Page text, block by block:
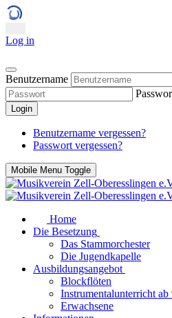
Log in
Benutzername
Login
Benutzername vergessen?
Passwort vergessen?
Mobile Menu Toggle
Home
Die Besetzung
Das Stammorchester
Die Jugendkapelle
Ausbildungsangebot
Blockflöten
Instrumentalunterricht ab
Erwachsene